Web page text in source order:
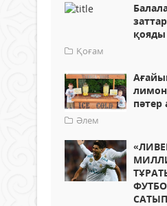
қояды
Қоғам
пәтер
Әлем